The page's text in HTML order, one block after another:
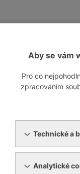
Aby se vám
Pro co
zpracováním
Technické a
Analytické